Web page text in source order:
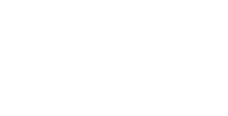
leveres den som en
den er klar til brug på din bil.
på den adresse, der passer
arbejdet på vores adresse efter